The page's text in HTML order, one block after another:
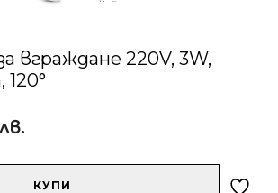
вграждане 220V, 3W,
120°
КУПИ